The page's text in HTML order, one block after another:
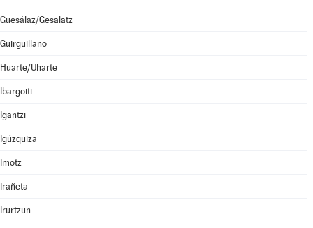
Guesálaz/Gesalatz
Guirguillano
Huarte/Uharte
Ibargoiti
Igantzi
Igúzquiza
Imotz
Irañeta
Irurtzun